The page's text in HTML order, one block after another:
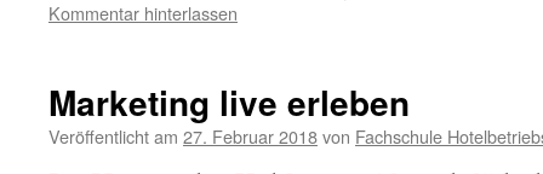
Kommentar hinterlassen
Marketing live erleben
Veröffentlicht am 27. Februar 2018von Fachschule